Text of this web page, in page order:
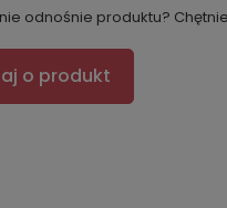
odnośnie produktu?
o produkt